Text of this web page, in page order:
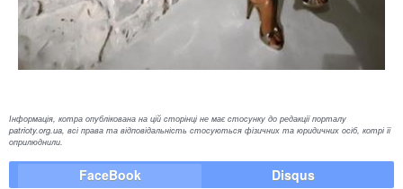
Інформація, котра опублікована на цій сторінці не має стосунку до редакції порталу
patrioty.org.ua, всі права та відповідальність стосуються фізичних та юридичних осіб, котрі її
оприлюднили.
FaceBook Disqus